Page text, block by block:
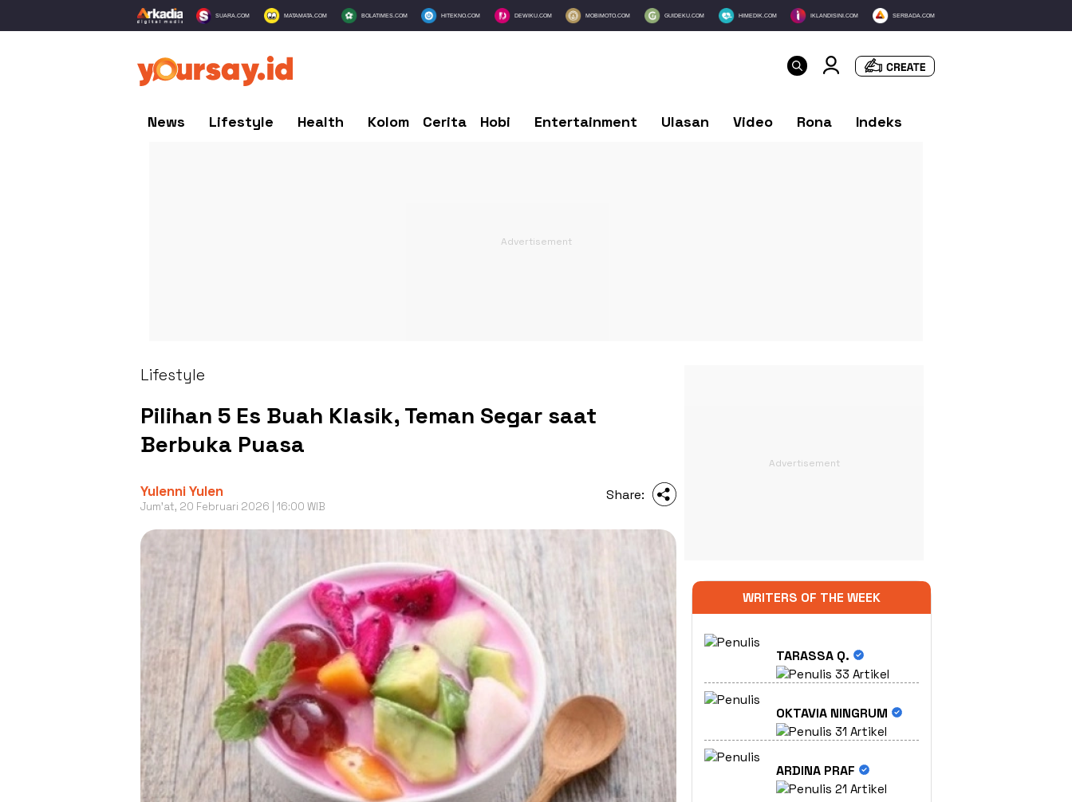
SUARA.COM MATAMATA.COM BOLATIMES.COM HITEKNO.COM DEWIKU.COM MOBIMOTO.COM GUIDEKU.COM HIMEDIK.COM IKLANDISINI.COM SERBADA.COM
News Lifestyle Health Kolom Cerita Hobi Entertainment Ulasan Video Rona Indeks
Lifestyle
Pilihan 5 Es Buah Klasik, Teman Segar saat
Berbuka Puasa
Yulenni Yulen
Jum'at, 20 Februari 2026 | 16:00 WIB
Share:
WRITERS OF THE WEEK
TARASSA Q.
33 Artikel
OKTAVIA NINGRUM
31 Artikel
ARDINA PRAF
21 Artikel